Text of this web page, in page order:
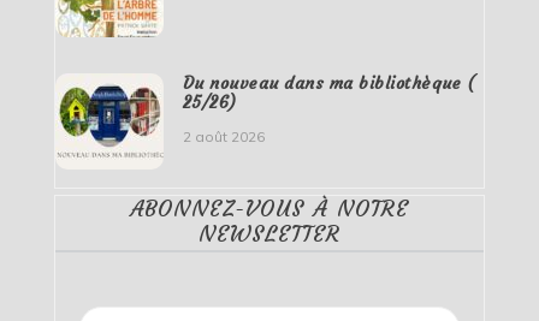
Du nouveau dans ma bibliothèque (
25/26)
2 août 2026
ABONNEZ-VOUS À NOTRE
NEWSLETTER